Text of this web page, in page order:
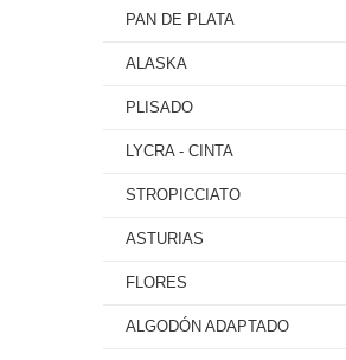
PAN DE PLATA
ALASKA
PLISADO
LYCRA - CINTA
STROPICCIATO
ASTURIAS
FLORES
ALGODÓN ADAPTADO